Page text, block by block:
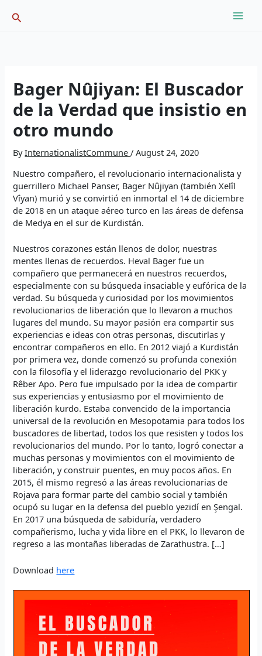
Search
Bager Nûjiyan: El Buscador
de la Verdad que insistio en
otro mundo
ByInternationalistCommune/August 24, 2020
Nuestro compañero, el revolucionario internacionalista y
guerrillero Michael Panser, Bager Nûjiyan (también Xelîl
Vîyan) murió y se convirtió en inmortal el 14 de diciembre
de 2018 en un ataque aéreo turco en las áreas de defensa
de Medya en el sur de Kurdistán.
Nuestros corazones están llenos de dolor, nuestras
mentes llenas de recuerdos. Heval Bager fue un
compañero que permanecerá en nuestros recuerdos,
especialmente con su búsqueda insaciable y eufórica de la
verdad. Su búsqueda y curiosidad por los movimientos
revolucionarios de liberación que lo llevaron a muchos
lugares del mundo. Su mayor pasión era compartir sus
experiencias e ideas con otras personas, discutirlas y
encontrar compañeros en ello. En 2012 viajó a Kurdistán
por primera vez, donde comenzó su profunda conexión
con la filosofía y el liderazgo revolucionario del PKK y
Rêber Apo. Pero fue impulsado por la idea de compartir
sus experiencias y entusiasmo por el movimiento de
liberación kurdo. Estaba convencido de la importancia
universal de la revolución en Mesopotamia para todos los
buscadores de libertad, todos los que resisten y todos los
revolucionarios del mundo. Por lo tanto, logró conectar a
muchas personas y movimientos con el movimiento de
liberación, y construir puentes, en muy pocos años. En
2015, él mismo regresó a las áreas revolucionarias de
Rojava para formar parte del cambio social y también
ocupó su lugar en la defensa del pueblo yezidí en Şengal.
En 2017 una búsqueda de sabiduría, verdadero
compañerismo, lucha y vida libre en el PKK, lo llevaron de
regreso a las montañas liberadas de Zarathustra. […]
Download here